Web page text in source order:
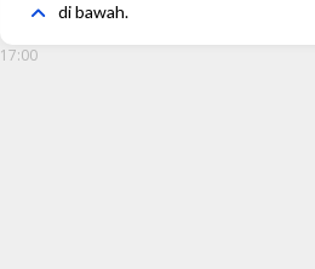
di bawah.
17:00